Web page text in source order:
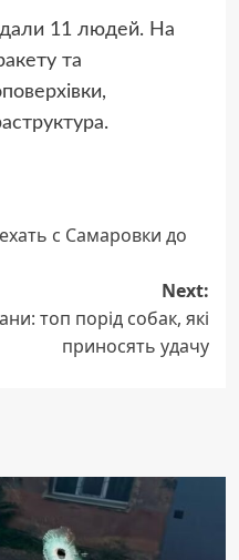
11 людей. На
та
с Самаровки до
Next:
топ порід собак, які
приносять удачу